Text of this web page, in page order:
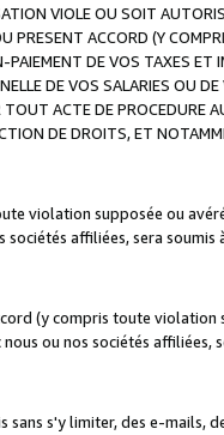
VIOLE OU SOIT
PRESENT ACCORD (Y
DE VOS TAXES ET
DE VOS SALARIES OU
ACTE DE PROCEDURE
DE DROITS, ET
violation supposée ou
affiliées, sera soumis
(y compris toute violation
ou nos sociétés affiliées,
s'y limiter, des e-mails,